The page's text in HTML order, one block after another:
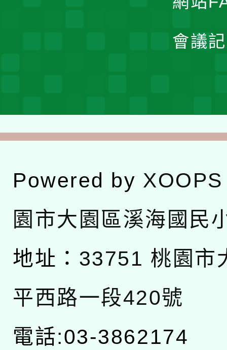
會議
Powered by XOOPS
園市大園區溪海國民
地址： 33751 桃園市
平西路一段420號
電話:03-3862174